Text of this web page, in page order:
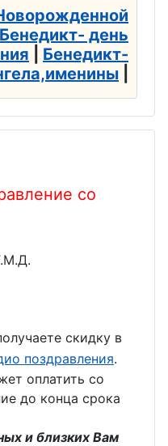
Бенедикт- день
Бенедикт-
со
скидку в
поздравления.
оплатить со
до конца срока
и близких Вам